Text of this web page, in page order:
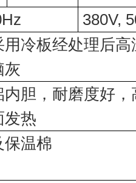
380V,
用冷板经处理后
灰
内胆，耐磨度好
发热
保温棉